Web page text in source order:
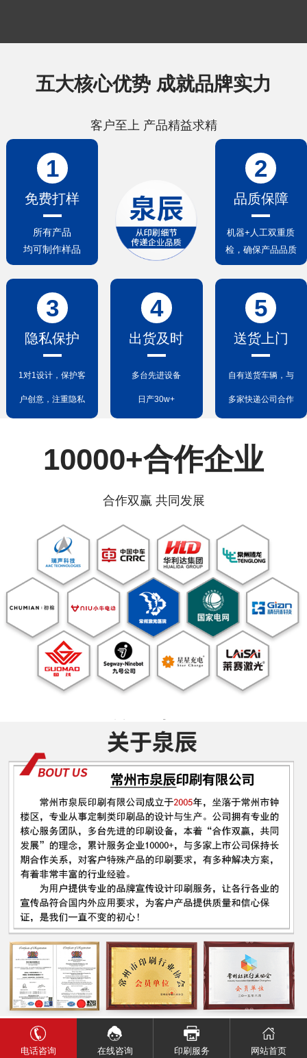
五大核心优势 成就品牌实力
客户至上 产品精益求精
1
免费打样
所有产品
均可制作样品
2
品质保障
机器+人工双重质
检，确保产品品质
3
隐私保护
1对1设计，保护客
户创意，注重隐私
4
出货及时
多台先进设备
日产30w+
5
送货上门
自有送货车辆，与
多家快递公司合作
10000+合作企业
合作双赢 共同发展
电话咨询 在线咨询 印刷服务 网站首页